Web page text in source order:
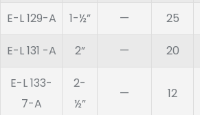
E-L 129-A 1-½” — 25
E-L 131 -A 2” — 20
E-L 133-
7-A
2-
½”
— 12